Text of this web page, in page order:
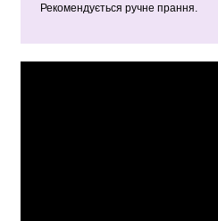
Рекомендується ручне прання.